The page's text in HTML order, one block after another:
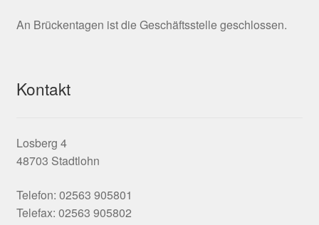
An Brückentagen ist die Geschäftsstelle geschlossen.
Kontakt
Losberg 4
48703 Stadtlohn
Telefon: 02563 905801
Telefax: 02563 905802